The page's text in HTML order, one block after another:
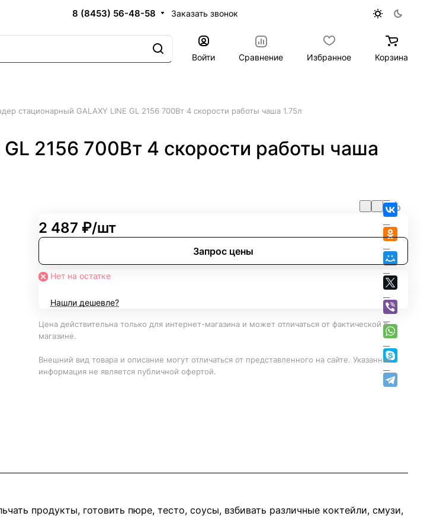
8 (8453) 56-48-58 Заказать звонок
Войти Сравнение Избранное Корзина
стационарный GALAXY LINE GL 2156 700Вт 4 скорости работы чаша 1.75л
GL 2156 700Вт 4 скорости работы чаша
2 487 ₽/шт
Запрос цены
Нет на остатке
Нашли дешевле?
Цена действительна только для интернет-магазина и может отличаться от фактической в
магазине.
Внешний вид товара и описание могут отличаться от представленного на сайте. Указанная
информация не является публичной офертой.
продукты, готовить пюре, тесто, соусы, взбивать различные коктейли, смузи,